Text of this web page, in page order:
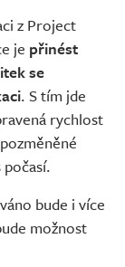
z Project
je přinést
se
. S tím jde
rychlost
bude i více
možnost